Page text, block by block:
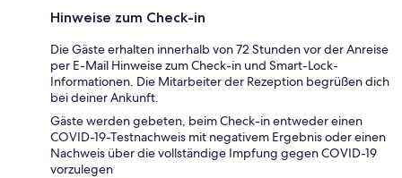
Hinweise zum Check-in
Die Gäste erhalten innerhalb von 72 Stunden vor der Anreise
per E-Mail Hinweise zum Check-in und Smart-Lock-
Informationen. Die Mitarbeiter der Rezeption begrüßen dich
bei deiner Ankunft.
Gäste werden gebeten, beim Check-in entweder einen
COVID-19-Testnachweis mit negativem Ergebnis oder einen
Nachweis über die vollständige Impfung gegen COVID-19
vorzulegen